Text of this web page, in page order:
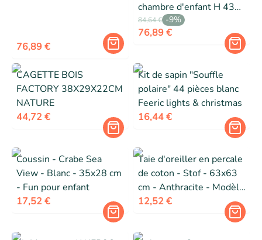
76,89 €
chambre d'enfant H 43
cm
84,64 € -9%
76,89 €
CAGETTE BOIS
FACTORY 38X29X22CM
NATURE
44,72 €
Kit de sapin "Souffle
polaire" 44 pièces blanc
Feeric lights & christmas
16,44 €
Coussin - Crabe Sea
View - Blanc - 35x28 cm
- Fun pour enfant
17,52 €
Taie d'oreiller en percale
de coton - Stof - 63x63
cm - Anthracite - Modèle
Elysée - 100% coton -
12,52 €